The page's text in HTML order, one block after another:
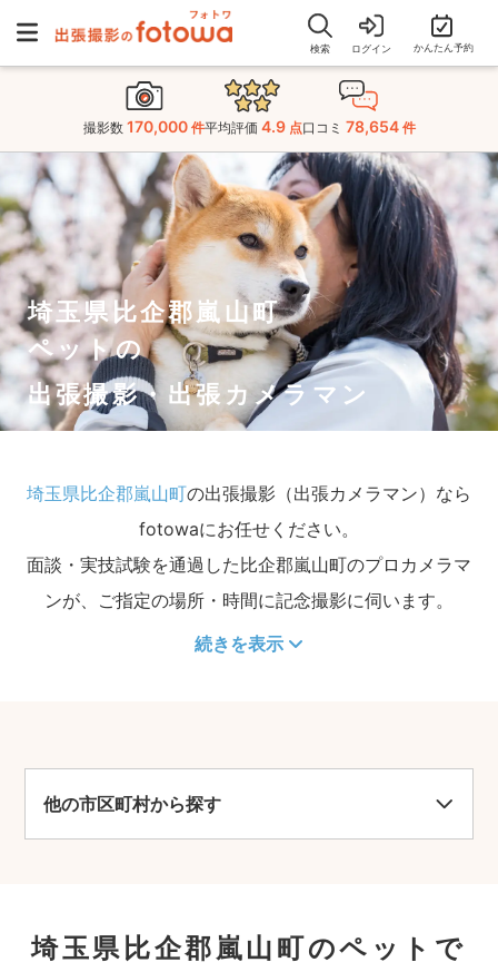
検索 ログイン かんたん予約
撮影数 170,000 件平均評価 4.9 点口コミ 78,654 件
埼玉県比企郡嵐山町
ペットの
出張撮影・出張カメラマン
埼玉県比企郡嵐山町の出張撮影（出張カメラマン）なら
fotowaにお任せください。
面談・実技試験を通過した比企郡嵐山町のプロカメラマ
ンが、ご指定の場所・時間に記念撮影に伺います。
続きを表示
他の市区町村から探す
埼玉県比企郡嵐山町のペットで